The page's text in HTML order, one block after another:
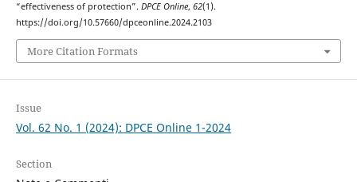
“effectiveness of protection”. DPCE Online, 62(1).
https://doi.org/10.57660/dpceonline.2024.2103
More Citation Formats
Issue
Vol. 62 No. 1 (2024): DPCE Online 1-2024
Section